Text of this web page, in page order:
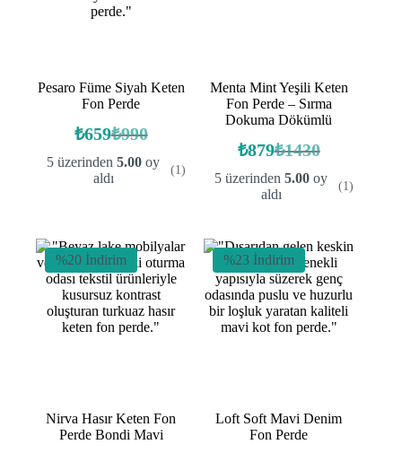
Pesaro Füme Siyah Keten
Fon Perde
₺990
Orijinal
fiyat:
₺990.
₺659Şu
andaki
fiyat:
5 üzerinden5.00 oy
aldı
(1)
Menta Mint Yeşili Keten
Fon Perde – Sırma
Dokuma Dökümlü
₺1430
Orijinal
fiyat:
₺1430.
₺879 Şu
andaki
fiyat:
5 üzerinden5.00 oy
aldı
(1)
%20 İndirim
Nirva Hasır Keten Fon
Perde Bondi Mavi
%23 İndirim
Loft Soft Mavi Denim
Fon Perde